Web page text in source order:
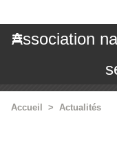
Association
Accueil > Actualités